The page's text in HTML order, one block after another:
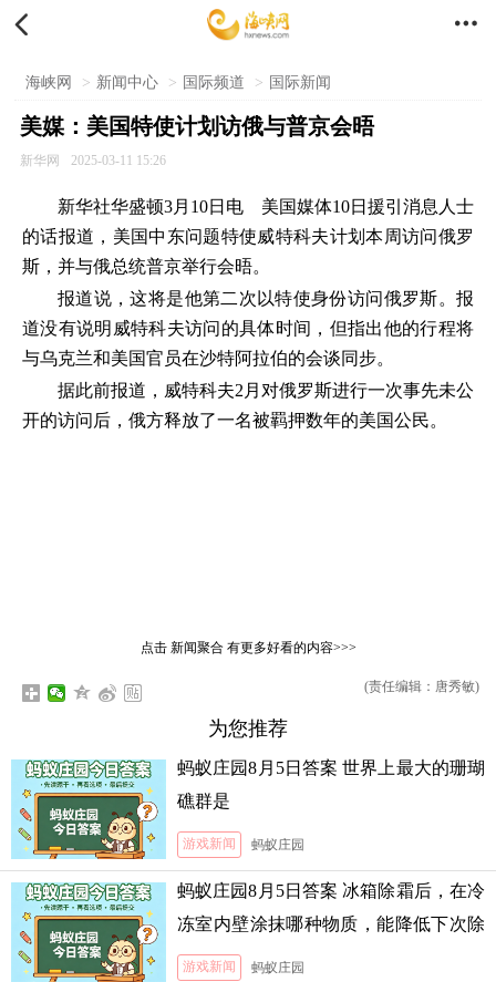
 
海峡网 > 新闻中心 > 国际频道 > 国际新闻
美媒：美国特使计划访俄与普京会晤
新华网 2025-03-11 15:26
新华社华盛顿3月10日电 美国媒体10日援引消息人士
的话报道，美国中东问题特使威特科夫计划本周访问俄罗
斯，并与俄总统普京举行会晤。
报道说，这将是他第二次以特使身份访问俄罗斯。报
道没有说明威特科夫访问的具体时间，但指出他的行程将
与乌克兰和美国官员在沙特阿拉伯的会谈同步。
据此前报道，威特科夫2月对俄罗斯进行一次事先未公
开的访问后，俄方释放了一名被羁押数年的美国公民。
点击 新闻聚合有更多好看的内容>>>
(责任编辑：唐秀敏)
为您推荐
蚂蚁庄园8月5日答案 世界上最大的珊瑚
礁群是
游戏新闻 蚂蚁庄园
蚂蚁庄园8月5日答案 冰箱除霜后，在冷
冻室内壁涂抹哪种物质，能降低下次除
霜的难度
游戏新闻 蚂蚁庄园